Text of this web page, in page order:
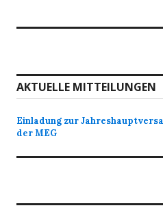
AKTUELLE MITTEILUNGEN
Einladung zur
der MEG